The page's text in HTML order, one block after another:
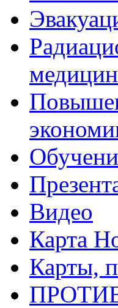
Видео
Карта
Карты,